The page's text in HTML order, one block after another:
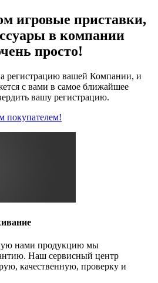
игровые приставки,
в компании
просто!
регистрацию вашей Компании, и
с вами в самое ближайшее
вашу регистрацию.
покупателем!
нами продукцию мы
Наш сервисный центр
качественную, проверку и